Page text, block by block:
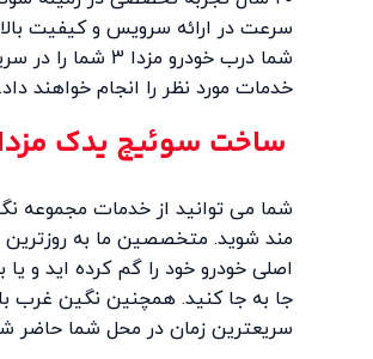
سرعت در ارائه سرویس و کیفیت
شما درب خودرو
خدمات مورد نظر را انجام خواهند داد.
ساخت سوئیچ یدک مزدا
مند شوید. متخصصین ما به
اصلی خودرو خود را گم کرده اید و
جا به جا کنید. همچنین نگین غرب با
سریعترین زمان در محل شما حاضر